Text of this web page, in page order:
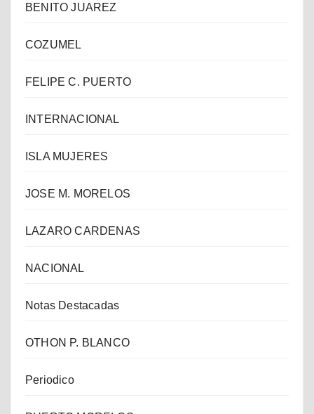
BENITO JUAREZ
COZUMEL
FELIPE C. PUERTO
INTERNACIONAL
ISLA MUJERES
JOSE M. MORELOS
LAZARO CARDENAS
NACIONAL
Notas Destacadas
OTHON P. BLANCO
Periodico